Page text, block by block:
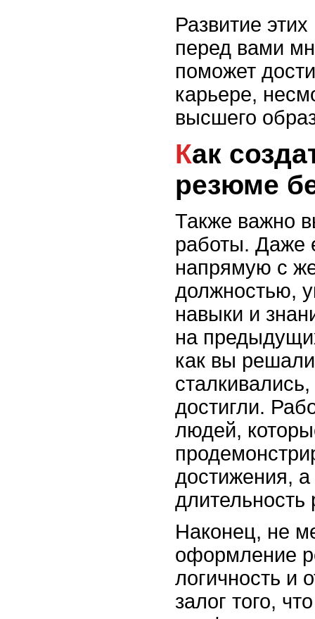
Развитие
перед вами
поможет
карьере,
высшего
Как создать сильное
резюме
Также важно
работы. Даже
напрямую с
должностью,
навыки и
на
как вы
достигли.
людей,
достижения, а
длительность
Наконец, не
оформление
логичность и
залог того,